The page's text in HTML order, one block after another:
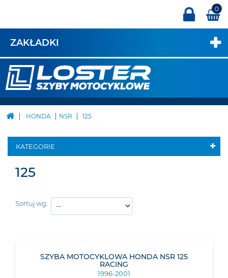
0
ZAKŁADKI
HONDA NSR 125
KATEGORIE
125
Sortuj wg:
SZYBA MOTOCYKLOWA HONDA NSR 125
RACING
1996-2001